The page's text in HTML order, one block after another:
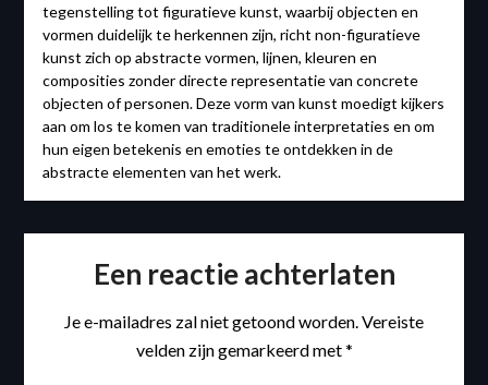
tegenstelling tot figuratieve kunst, waarbij objecten en
vormen duidelijk te herkennen zijn, richt non-figuratieve
kunst zich op abstracte vormen, lijnen, kleuren en
composities zonder directe representatie van concrete
objecten of personen. Deze vorm van kunst moedigt kijkers
aan om los te komen van traditionele interpretaties en om
hun eigen betekenis en emoties te ontdekken in de
abstracte elementen van het werk.
Een reactie achterlaten
Je e-mailadres zal niet getoond worden.Vereiste
velden zijn gemarkeerd met*